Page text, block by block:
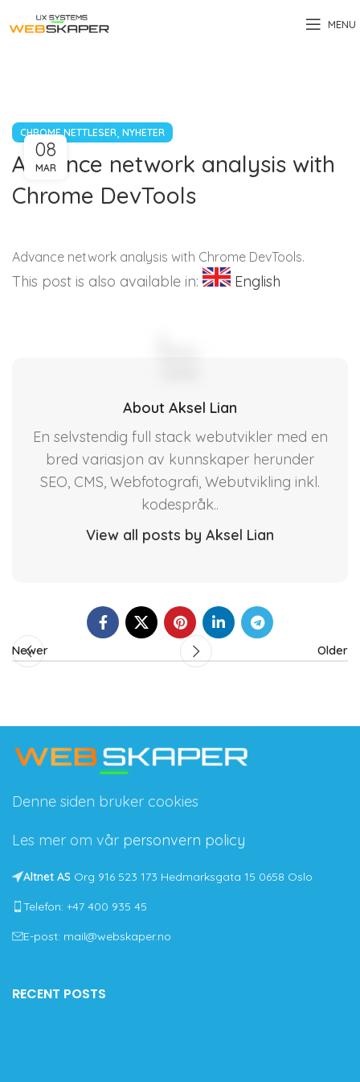
MENU
CHROME NETTLESER, NYHETER
Advance network analysis with
Chrome DevTools
08
MAR
Advance network analysis with Chrome DevTools.
This post is also available in: English
About Aksel Lian
En selvstendig full stack webutvikler med en
bred variasjon av kunnskaper herunder
SEO, CMS, Webfotografi, Webutvikling inkl.
kodespråk..
View all posts by Aksel Lian
Newer Older
Denne siden bruker cookies
Les mer om vår personvern policy
Altnet AS Org 916 523 173 Hedmarksgata 15 0658 Oslo
Telefon: +47 400 935 45
E-post: mail@webskaper.no
RECENT POSTS